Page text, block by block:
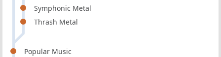
Symphonic Metal
Thrash Metal
Popular Music